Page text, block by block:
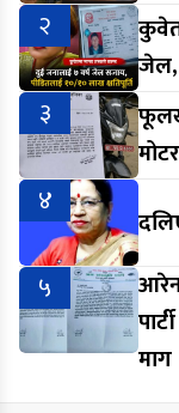
२
कुवेत
जेल,
३
४
५
आरेन
माग